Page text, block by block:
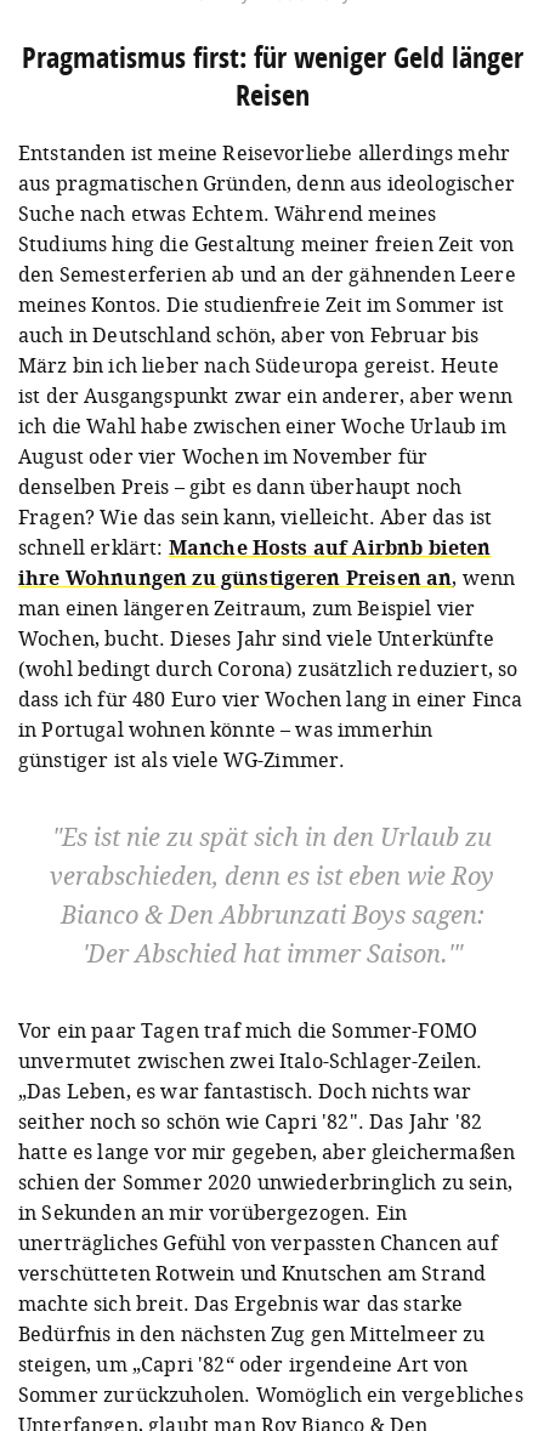
Pragmatismus first: für weniger Geld länger
Reisen
Entstanden ist meine Reisevorliebe allerdings mehr
aus pragmatischen Gründen, denn aus ideologischer
Suche nach etwas Echtem. Während meines
Studiums hing die Gestaltung meiner freien Zeit von
den Semesterferien ab und an der gähnenden Leere
meines Kontos. Die studienfreie Zeit im Sommer ist
auch in Deutschland schön, aber von Februar bis
März bin ich lieber nach Südeuropa gereist. Heute
ist der Ausgangspunkt zwar ein anderer, aber wenn
ich die Wahl habe zwischen einer Woche Urlaub im
August oder vier Wochen im November für
denselben Preis – gibt es dann überhaupt noch
Fragen? Wie das sein kann, vielleicht. Aber das ist
schnell erklärt: Manche Hosts auf Airbnb bieten
ihre Wohnungen zu günstigeren Preisen an, wenn
man einen längeren Zeitraum, zum Beispiel vier
Wochen, bucht. Dieses Jahr sind viele Unterkünfte
(wohl bedingt durch Corona) zusätzlich reduziert, so
dass ich für 480 Euro vier Wochen lang in einer Finca
in Portugal wohnen könnte – was immerhin
günstiger ist als viele WG-Zimmer.
Es ist nie zu spät sich in den Urlaub zu
verabschieden, denn es ist eben wie Roy
Bianco & Den Abbrunzati Boys sagen:
'Der Abschied hat immer Saison.'
Vor ein paar Tagen traf mich die Sommer-FOMO
unvermutet zwischen zwei Italo-Schlager-Zeilen.
„Das Leben, es war fantastisch. Doch nichts war
seither noch so schön wie Capri '82". Das Jahr '82
hatte es lange vor mir gegeben, aber gleichermaßen
schien der Sommer 2020 unwiederbringlich zu sein,
in Sekunden an mir vorübergezogen. Ein
unerträgliches Gefühl von verpassten Chancen auf
verschütteten Rotwein und Knutschen am Strand
machte sich breit. Das Ergebnis war das starke
Bedürfnis in den nächsten Zug gen Mittelmeer zu
steigen, um „Capri '82“ oder irgendeine Art von
Sommer zurückzuholen. Womöglich ein vergebliches
Unterfangen, glaubt man Roy Bianco & Den